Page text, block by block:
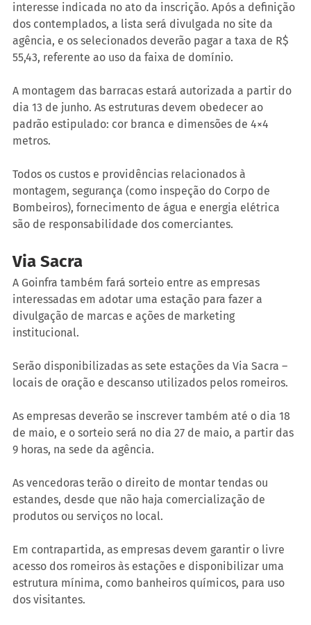
interesse indicada no ato da inscrição. Após a definição
dos contemplados, a lista será divulgada no site da
agência, e os selecionados deverão pagar a taxa de R$
55,43, referente ao uso da faixa de domínio.
A montagem das barracas estará autorizada a partir do
dia 13 de junho. As estruturas devem obedecer ao
padrão estipulado: cor branca e dimensões de 4×4
metros.
Todos os custos e providências relacionados à
montagem, segurança (como inspeção do Corpo de
Bombeiros), fornecimento de água e energia elétrica
são de responsabilidade dos comerciantes.
Via Sacra
A Goinfra também fará sorteio entre as empresas
interessadas em adotar uma estação para fazer a
divulgação de marcas e ações de marketing
institucional.
Serão disponibilizadas as sete estações da Via Sacra –
locais de oração e descanso utilizados pelos romeiros.
As empresas deverão se inscrever também até o dia 18
de maio, e o sorteio será no dia 27 de maio, a partir das
9 horas, na sede da agência.
As vencedoras terão o direito de montar tendas ou
estandes, desde que não haja comercialização de
produtos ou serviços no local.
Em contrapartida, as empresas devem garantir o livre
acesso dos romeiros às estações e disponibilizar uma
estrutura mínima, como banheiros químicos, para uso
dos visitantes.